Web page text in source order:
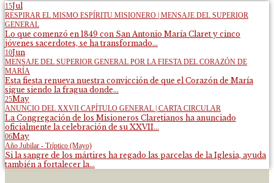
15Jul
RESPIRAR EL MISMO ESPÍRITU MISIONERO | MENSAJE DEL SUPERIOR
GENERAL
Lo que comenzó en 1849 con San Antonio María Claret y cinco
jóvenes sacerdotes, se ha transformado...
10Jun
MENSAJE DEL SUPERIOR GENERAL POR LA FIESTA DEL CORAZÓN DE
MARÍA
Esta fiesta renueva nuestra convicción de que el Corazón de María
sigue siendo la fragua donde...
25May
ANUNCIO DEL XXVII CAPÍTULO GENERAL | CARTA CIRCULAR
La Congregación de los Misioneros Claretianos ha anunciado
oficialmente la celebración de su XXVII...
06May
Año Jubilar - Tríptico (Mayo)
Si la sangre de los mártires ha regado las parcelas de la Iglesia, ayuda
también a fortalecer la...